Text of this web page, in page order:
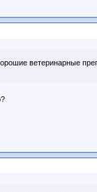
ветеринарные